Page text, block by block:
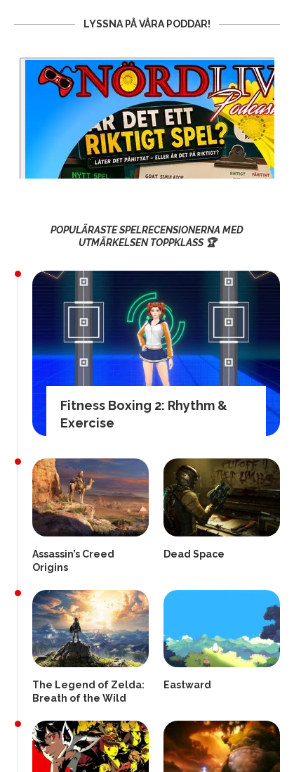
LYSSNA PÅ VÅRA PODDAR!
POPULÄRASTE SPELRECENSIONERNA MED
UTMÄRKELSEN TOPPKLASS 🏆
Fitness Boxing 2: Rhythm &
Exercise
Assassin’s Creed
Origins
Dead Space
The Legend of Zelda:
Breath of the Wild
Eastward